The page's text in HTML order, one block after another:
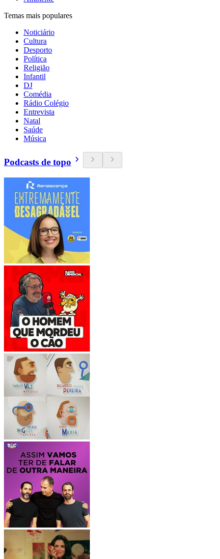
Temas mais populares
Noticiário
Cultura
Desporto
Política
Religião
Infantil
DJ
Comédia
Rádio Colégio
Entrevista
Natal
Saúde
Música
Podcasts de topo